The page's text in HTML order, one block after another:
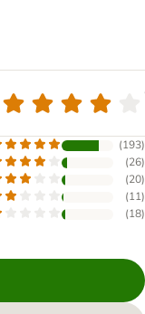
(193)
(26)
(20)
(11)
(18)